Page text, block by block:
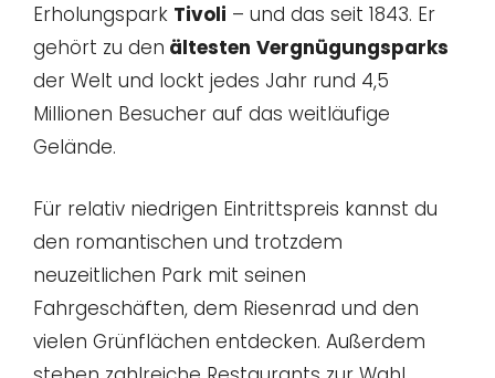
Erholungspark Tivoli – und das seit 1843. Er
gehört zu den ältesten Vergnügungsparks
der Welt und lockt jedes Jahr rund 4,5
Millionen Besucher auf das weitläufige
Gelände.
Für relativ niedrigen Eintrittspreis kannst du
den romantischen und trotzdem
neuzeitlichen Park mit seinen
Fahrgeschäften, dem Riesenrad und den
vielen Grünflächen entdecken. Außerdem